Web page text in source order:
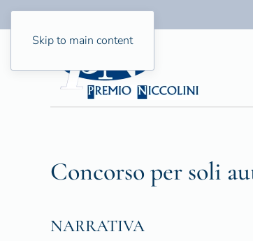
Skip to main content
Concorso per soli
NARRATIVA